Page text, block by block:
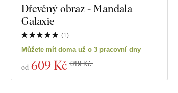
Dřevěný obraz - Mandala
Galaxie
(1 )
Můžete mít doma už o 3 pracovní dny
od 609 Kč 819 Kč